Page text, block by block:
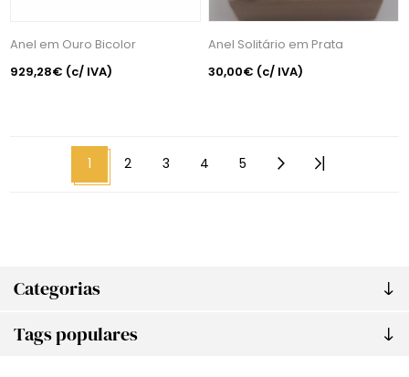
Categorias
Tags populares
Anel em Ouro Bicolor
929,28€ (c/ IVA)
Anel Solitário em Prata
30,00€ (c/ IVA)
1 2 3 4 5